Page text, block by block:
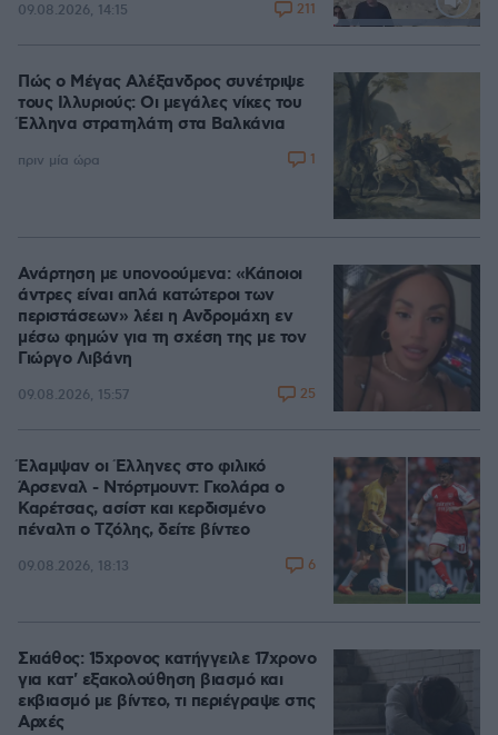
Loaded
09.08.2026, 14:15 211
Πώς ο Μέγας Αλέξανδρος συνέτριψε
τους Ιλλυριούς: Οι μεγάλες νίκες του
Έλληνα στρατηλάτη στα Βαλκάνια
πριν μία ώρα 1
Ανάρτηση με υπονοούμενα: «Κάποιοι
άντρες είναι απλά κατώτεροι των
περιστάσεων» λέει η Ανδρομάχη εν
μέσω φημών για τη σχέση της με τον
Γιώργο Λιβάνη
09.08.2026, 15:57 25
Έλαμψαν οι Έλληνες στο φιλικό
Άρσεναλ - Ντόρτμουντ: Γκολάρα ο
Καρέτσας, ασίστ και κερδισμένο
πέναλτι ο Τζόλης, δείτε βίντεο
09.08.2026, 18:13 6
Σκιάθος: 15χρονος κατήγγειλε 17χρονο
για κατ' εξακολούθηση βιασμό και
εκβιασμό με βίντεο, τι περιέγραψε στις
Αρχές